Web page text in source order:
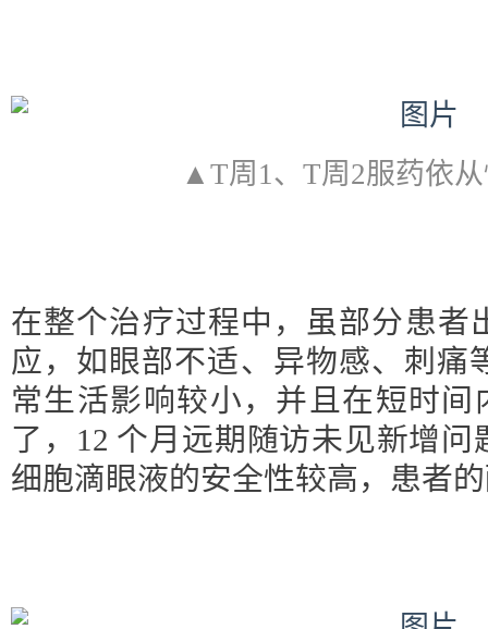
▲T周1、T周2服药依
在整个治疗过程中，虽部分患者
应，如眼部不适、异物感、刺痛
常生活影响较小，并且在短时
了，12 个月远期随访未见新增
细胞滴眼液的安全性较高，患者